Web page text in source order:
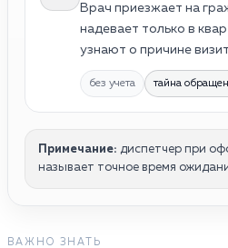
Врач приезжает на
надевает только в
узнают о причине
без учета тайна
Примечание: диспетчер при
называет точное время
ВАЖНО ЗНАТЬ